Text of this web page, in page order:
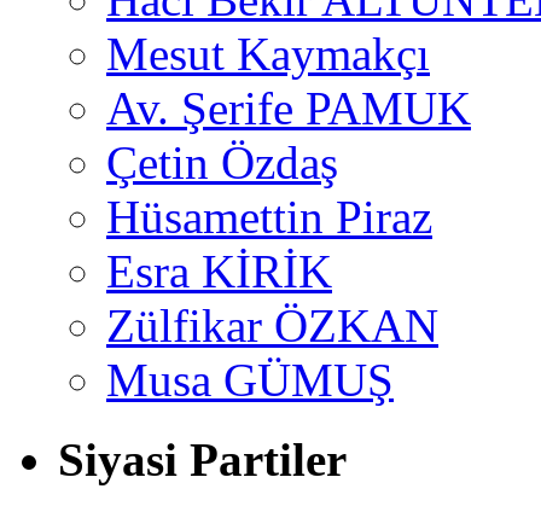
Mesut Kaymakçı
Av. Şerife PAMUK
Çetin Özdaş
Hüsamettin Piraz
Esra KİRİK
Zülfikar ÖZKAN
Musa GÜMUŞ
Siyasi Partiler